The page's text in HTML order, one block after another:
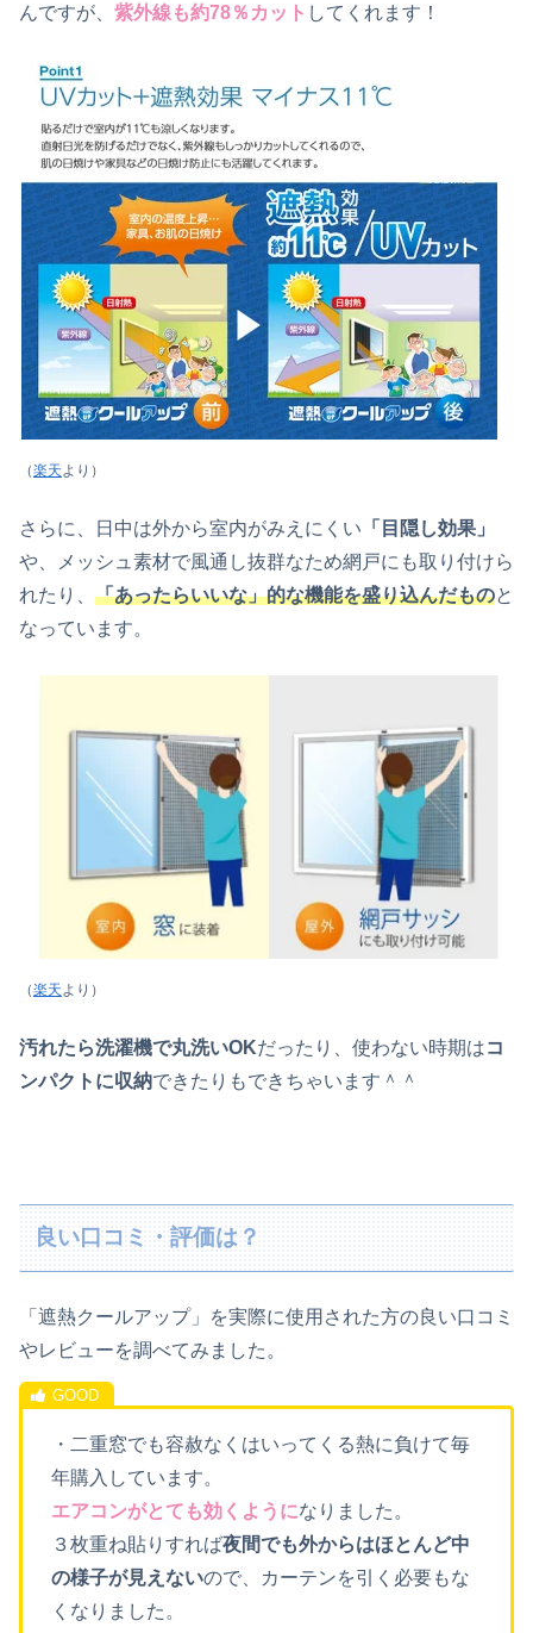
んですが、 紫外線も約78％カット してくれます！
（楽天より）
さらに、日中は外から室内がみえにくい 「目隠し効果」
や、メッシュ素材で風通し抜群なため網戸にも取り付けら
れたり、 「あったらいいな」的な機能を盛り込んだものと
なっています。
（楽天より）
汚れたら洗濯機で丸洗いOKだったり、使わない時期はコ
ンパクトに収納できたりもできちゃいます＾＾
良い口コミ・評価は？
「遮熱クールアップ」を実際に使用された方の良い口コミ
やレビューを調べてみました。
・二重窓でも容赦なくはいってくる熱に負けて毎
年購入しています。
エアコンがとても効くようになりました。
３枚重ね貼りすれば夜間でも外からはほとんど中
の様子が見えないので、カーテンを引く必要もな
くなりました。